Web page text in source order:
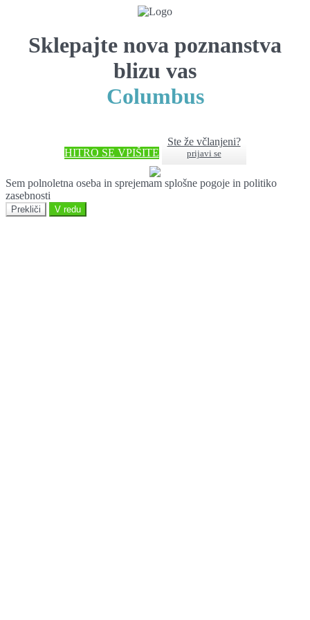
Sklepajte nova poznanstva
blizu vas
Columbus
HITRO SE VPIŠITE
Ste že včlanjeni?
prijavi se
Sem polnoletna oseba in sprejemam splošne pogoje in politiko
zasebnosti
Prekliči V redu